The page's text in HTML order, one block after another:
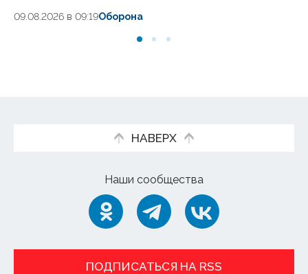
09.08.2026 в 09:19Оборона
НАВЕРХ
Наши сообщества
ПОДПИСАТЬСЯ НА RSS